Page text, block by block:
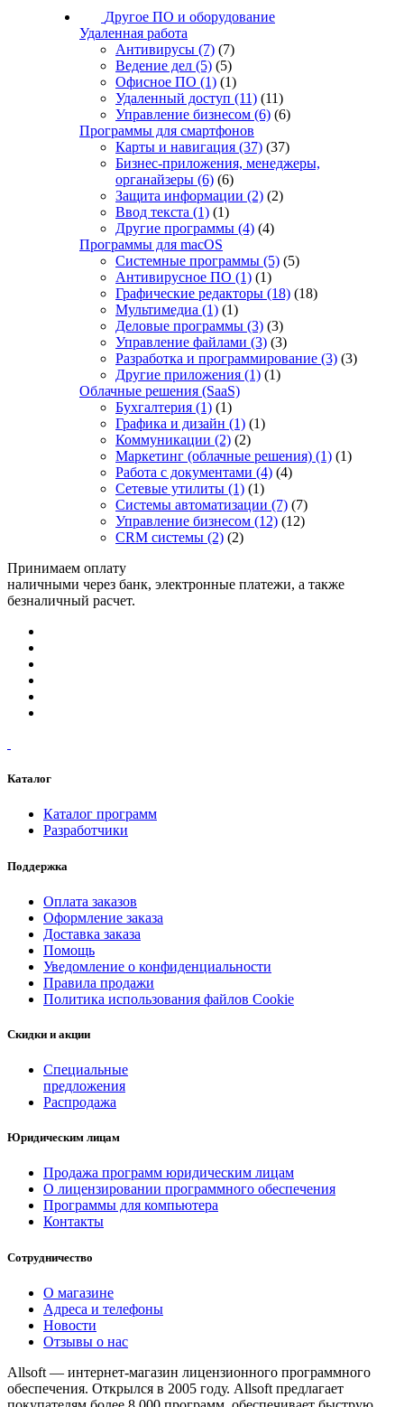
Другое ПО и оборудование
Удаленная работа
Антивирусы (7) (7)
Ведение дел (5) (5)
Офисное ПО (1) (1)
Удаленный доступ (11) (11)
Управление бизнесом (6) (6)
Программы для смартфонов
Карты и навигация (37) (37)
Бизнес-приложения, менеджеры,
органайзеры (6) (6)
Защита информации (2) (2)
Ввод текста (1) (1)
Другие программы (4) (4)
Программы для macOS
Системные программы (5) (5)
Антивирусное ПО (1) (1)
Графические редакторы (18) (18)
Мультимедиа (1) (1)
Деловые программы (3) (3)
Управление файлами (3) (3)
Разработка и программирование (3) (3)
Другие приложения (1) (1)
Облачные решения (SaaS)
Бухгалтерия (1) (1)
Графика и дизайн (1) (1)
Коммуникации (2) (2)
Маркетинг (облачные решения) (1) (1)
Работа с документами (4) (4)
Сетевые утилиты (1) (1)
Системы автоматизации (7) (7)
Управление бизнесом (12) (12)
CRM системы (2) (2)
Принимаем оплату
наличными через банк, электронные платежи, а также
безналичный расчет.
Каталог
Каталог программ
Разработчики
Поддержка
Оплата заказов
Оформление заказа
Доставка заказа
Помощь
Уведомление о конфиденциальности
Правила продажи
Политика использования файлов Cookie
Скидки и акции
Специальные
предложения
Распродажа
Юридическим лицам
Продажа программ юридическим лицам
О лицензировании программного обеспечения
Программы для компьютера
Контакты
Сотрудничество
О магазине
Адреса и телефоны
Новости
Отзывы о нас
Allsoft — интернет-магазин лицензионного программного
обеспечения. Открылся в 2005 году. Allsoft предлагает